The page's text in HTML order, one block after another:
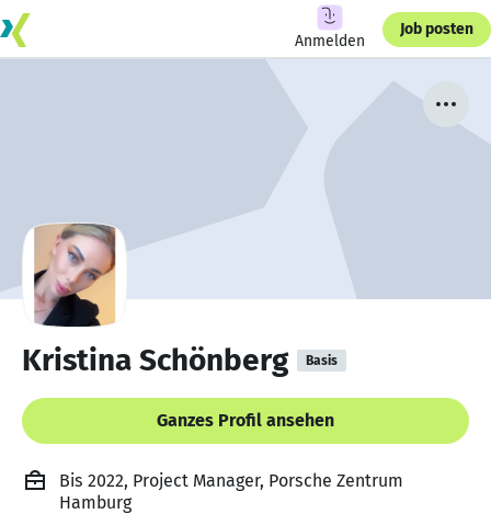
Anmelden
Job posten
Kristina Schönberg Basis
Ganzes Profil ansehen
Bis 2022, Project Manager, Porsche Zentrum
Hamburg